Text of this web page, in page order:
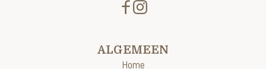
ALGEMEEN
Home